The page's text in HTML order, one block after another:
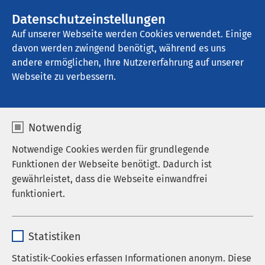
Datenschutzeinstellungen
Auf unserer Webseite werden Cookies verwendet. Einige
davon werden zwingend benötigt, während es uns
andere ermöglichen, Ihre Nutzererfahrung auf unserer
Webseite zu verbessern.
Notwendig
Notwendige Cookies werden für grundlegende
Funktionen der Webseite benötigt. Dadurch ist
gewährleistet, dass die Webseite einwandfrei
funktioniert.
Anbieter sgalinski
Statistiken
Statistik-Cookies erfassen Informationen anonym. Diese
AMEOS Klinikum für Forensische
Psychiatrie und Psychotherapie Neustadt
Kontakt
Anrede
Vorname*